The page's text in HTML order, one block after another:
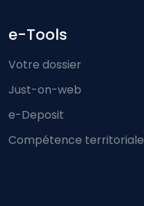
e-Tools
Votre dossier
Just-on-web
e-Deposit
Compétence territoriale